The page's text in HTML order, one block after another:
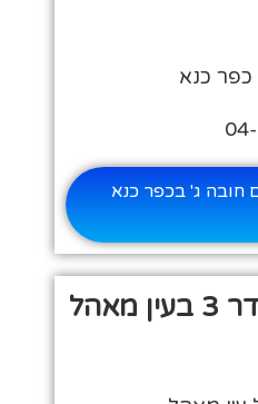
כנא
חובה ג' בכפר כנא
גן ילדים אלביאדר 3 בעין מאהל